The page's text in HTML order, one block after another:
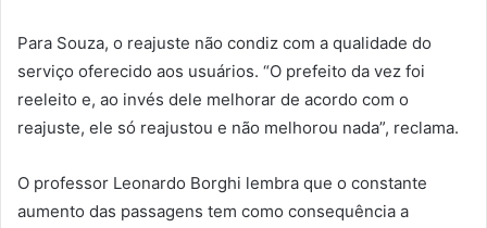
Para Souza, o reajuste não condiz com a qualidade do
serviço oferecido aos usuários. “O prefeito da vez foi
reeleito e, ao invés dele melhorar de acordo com o
reajuste, ele só reajustou e não melhorou nada”, reclama.
O professor Leonardo Borghi lembra que o constante
aumento das passagens tem como consequência a